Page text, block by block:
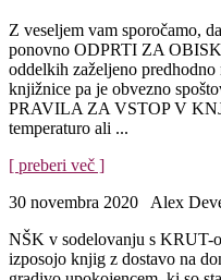
Z veseljem vam sporočamo,
ponovno ODPRTI ZA
oddelkih zaželjeno
knjižnice pa je obvezno
PRAVILA ZA VSTOP V
temperaturo ali ...
[ preberi več ]
30 novembra 2020 Alex
NŠK v sodelovanju s KRUT-
izposojo knjig z dostavo na